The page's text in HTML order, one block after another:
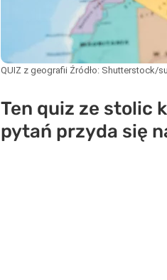
QUIZ z geografii Źródło: Shutterstock/
Ten quiz ze stolic
pytań przyda się